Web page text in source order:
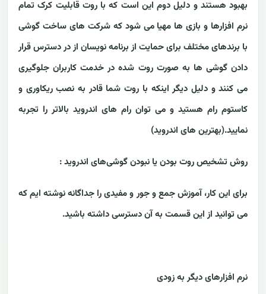
بهبود هستند و دلیل دوم این است که با روت قابلیت کرک تمام
نرم افزارها و بازی ها مهیا می شود که شرکت های ساخت گوشی
با برندهای مختلف برای حمایت از برنامه نویسان از در دسترس قرار
دادن گوشی ها به صورت روت شده در خدمت کاربران جلوگیری
می کنند و دلیل دیگر اینکه با روت شما قادر به نصب ریکاوری و
کاستوم رام هستید و می توان رام های اندروید بالاتر را تجربه
نمایید.(بهترین های اندروید)
روش تشخیص روت بودن یا نبودن گوشی‌های اندروید :
برای این کار، آموزش جمع و جور و مفیدی را جداگانه نوشته ایم که
می توانید از این قسمت به آن دسترسی داشته باشید.
نرم افزارهای دیگر به زودی